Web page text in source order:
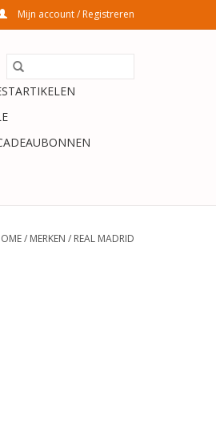
Mijn account / Registreren
/ MERKEN / REAL MADRID